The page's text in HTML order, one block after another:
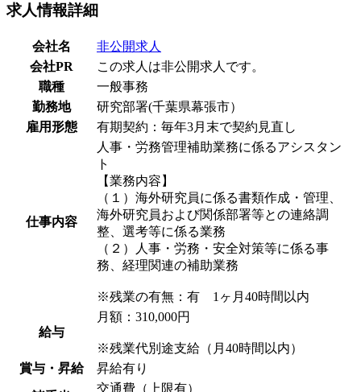
求人情報詳細
会社名
非公開求人
会社PR
この求人は非公開求人です。
職種
一般事務
勤務地
研究部署(千葉県幕張市）
雇用形態
有期契約：毎年3月末で契約見直し
仕事内容
人事・労務管理補助業務に係るアシスタン
ト
【業務内容】
（１）海外研究員に係る書類作成・管理、
海外研究員および関係部署等との連絡調
整、選考等に係る業務
（２）人事・労務・安全対策等に係る事
務、経理関連の補助業務
※残業の有無：有 1ヶ月40時間以内
給与
月額：310,000円
※残業代別途支給（月40時間以内）
賞与・昇給
昇給有り
交通費（上限有）